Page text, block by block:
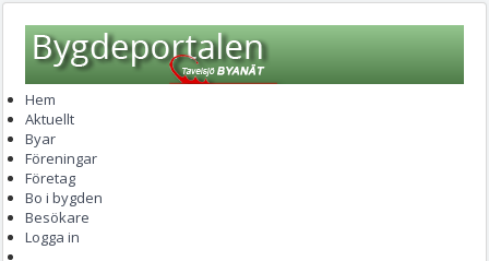
Hem
Aktuellt
Byar
Föreningar
Företag
Bo i bygden
Besökare
Logga in